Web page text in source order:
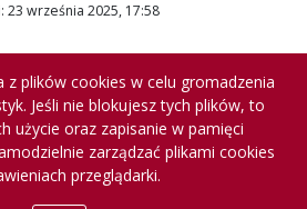
: 23 września 2025, 17:58
z plików cookies w celu gromadzenia
Jeśli nie blokujesz tych plików, to
użycie oraz zapisanie w pamięci
zarządzać plikami cookies
przeglądarki.